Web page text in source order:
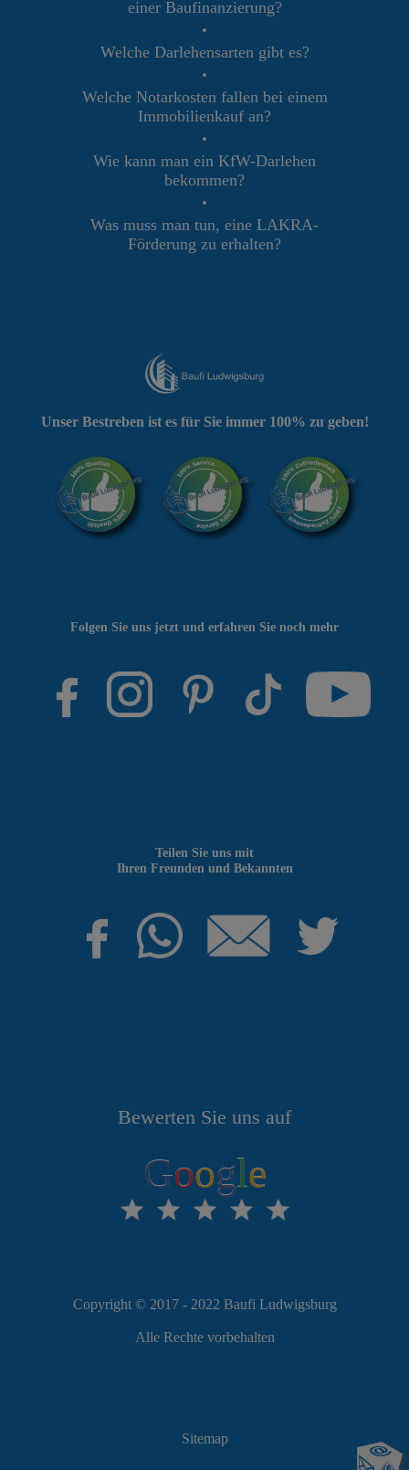
einer Baufinanzierung?
•
Welche Darlehensarten gibt es?
•
Welche Notarkosten fallen bei einem
Immobilienkauf an?
•
Wie kann man ein KfW-Darlehen
bekommen?
•
Was muss man tun, eine LAKRA-
Förderung zu erhalten?
Bewerten Sie uns auf
Google
Teilen Sie uns mit
Ihren Freunden und Bekannten
Folgen Sie uns jetzt und erfahren Sie noch mehr
Unser Bestreben ist es für Sie immer 100% zu geben!
Copyright © 2017 - 2022 Baufi Ludwigsburg
Alle Rechte vorbehalten
Sitemap